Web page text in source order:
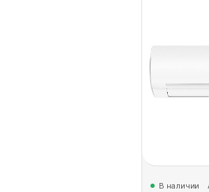
В наличии